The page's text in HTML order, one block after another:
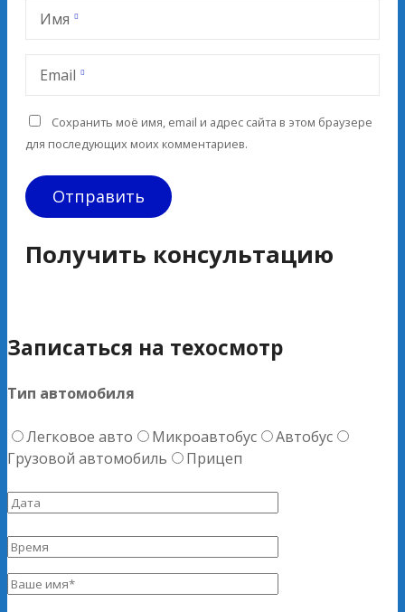
Имя
Email
Сохранить моё имя, email и адрес сайта в этом браузере
для последующих моих комментариев.
Получить консультацию
Записаться на техосмотр
Тип автомобиля
Легковое авто Микроавтобус
Автобус
Грузовой автомобиль
Прицеп